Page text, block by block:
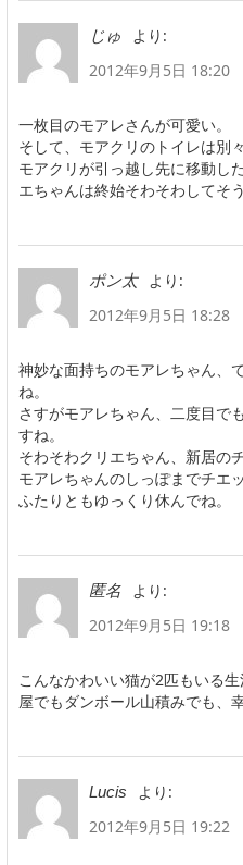
じゅ
より:
2012年9月5日 18:20
一枚目のモアレさんが可愛い。
そして、モアクリのトイレは別
モアクリが引っ越し先に移動し
エちゃんは終始そわそわしてそ
ポン太
より:
2012年9月5日 18:28
神妙な面持ちのモアレちゃん、
ね。
さすがモアレちゃん、二度目で
すね。
そわそわクリエちゃん、新居の
モアレちゃんのしっぽまでチエ
ふたりともゆっくり休んでね。
匿名
より:
2012年9月5日 19:18
こんなかわいい猫が2匹もいる
屋でもダンボール山積みでも、
Lucis
より:
2012年9月5日 19:22